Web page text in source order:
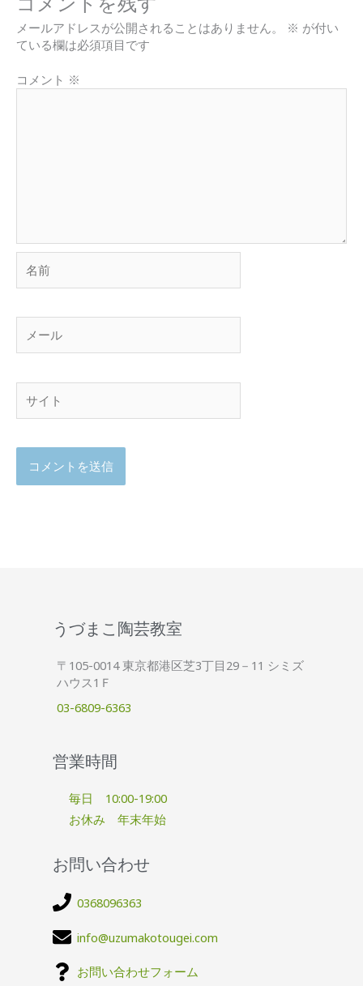
メールアドレスが公開されることはありません。 ※ が付い
ている欄は必須項目です
コメント ※
前
ー
ル
ト
うづまこ陶芸教室
〒105-0014 東京都港区芝3丁目29－11 シミズ
ハウス1Ｆ
03-6809-6363
営業時間
毎日 10:00-19:00
お休み 年末年始
お問い合わせ
0368096363
info@uzumakotougei.com
お問い合わせフォーム